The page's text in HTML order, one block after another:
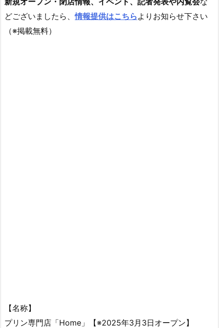
どございましたら、情報提供はこちら よりお知らせ下さい
（※掲載無料）
【名称】
プリン専門店「Home」【※2025年3月3日オープン】